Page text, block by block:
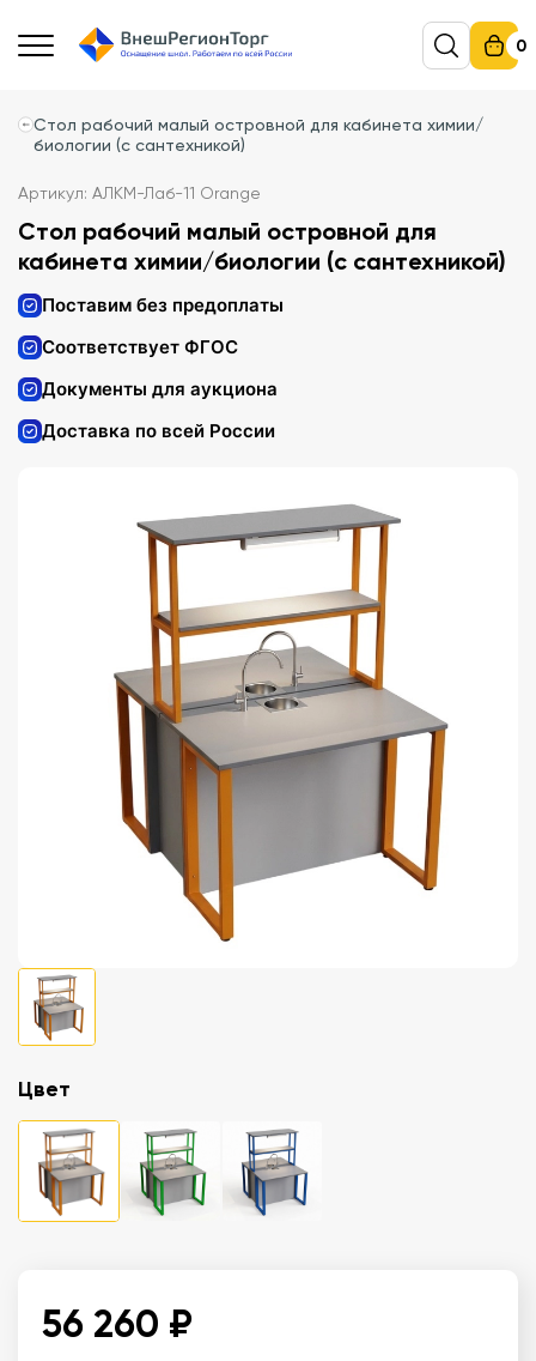
0
Стол рабочий малый островной для кабинета химии/
биологии (с сантехникой)
Артикул: АЛКМ-Лаб-11 Orange
Стол рабочий малый островной для
кабинета химии/биологии (с сантехникой)
Поставим без предоплаты
Соответствует ФГОС
Документы для аукциона
Доставка по всей России
Цвет
56 260 ₽